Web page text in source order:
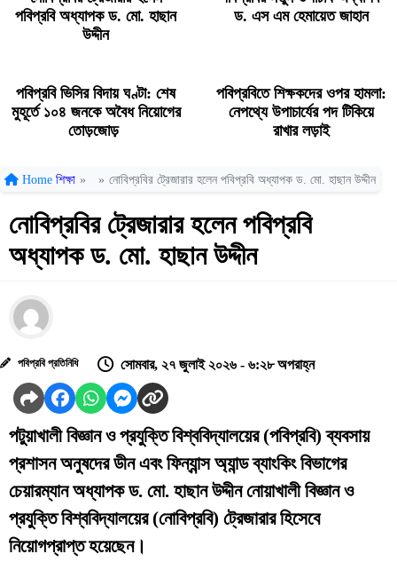
পবিপ্রবি অধ্যাপক ড. মো. হাছান
উদ্দীন
ড. এস এম হেমায়েত জাহান
পবিপ্রবি ভিসির বিদায় ঘণ্টা: শেষ
মুহূর্তে ১০৪ জনকে অবৈধ নিয়োগের
তোড়জোড়
পবিপ্রবিতে শিক্ষকদের ওপর হামলা:
নেপথ্যে উপাচার্যের পদ টিকিয়ে
রাখার লড়াই
Home শিক্ষা » » নোবিপ্রবির ট্রেজারার হলেন পবিপ্রবি অধ্যাপক ড. মো. হাছান উদ্দীন
নোবিপ্রবির ট্রেজারার হলেন পবিপ্রবি
অধ্যাপক ড. মো. হাছান উদ্দীন
পবিপ্রবি প্রতিনিধি সোমবার, ২৭ জুলাই ২০২৬ - ৬:২৮ অপরাহ্ন
পটুয়াখালী বিজ্ঞান ও প্রযুক্তি বিশ্ববিদ্যালয়ের (পবিপ্রবি) ব্যবসায়
প্রশাসন অনুষদের ডীন এবং ফিন্যান্স অ্যান্ড ব্যাংকিং বিভাগের
চেয়ারম্যান অধ্যাপক ড. মো. হাছান উদ্দীন নোয়াখালী বিজ্ঞান ও
প্রযুক্তি বিশ্ববিদ্যালয়ের (নোবিপ্রবি) ট্রেজারার হিসেবে
নিয়োগপ্রাপ্ত হয়েছেন।